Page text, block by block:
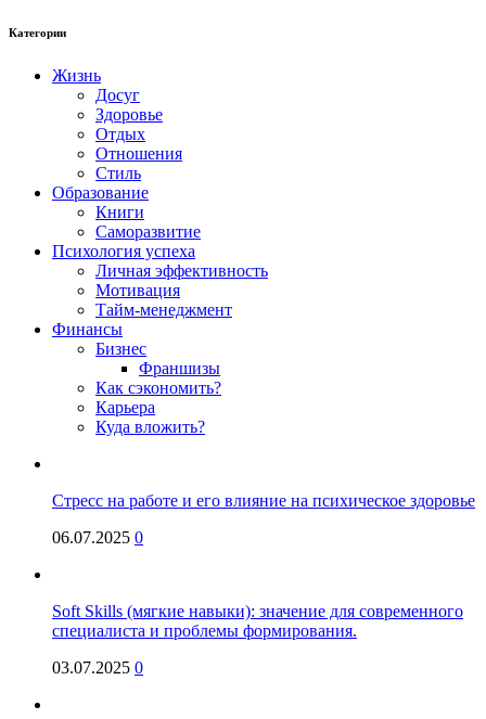
Категории
Жизнь
Досуг
Здоровье
Отдых
Отношения
Стиль
Образование
Книги
Саморазвитие
Психология успеха
Личная эффективность
Мотивация
Тайм-менеджмент
Финансы
Бизнес
Франшизы
Как сэкономить?
Карьера
Куда вложить?
Стресс на работе и его влияние на психическое здоровье
06.07.2025 0
Soft Skills (мягкие навыки): значение для современного
специалиста и проблемы формирования.
03.07.2025 0